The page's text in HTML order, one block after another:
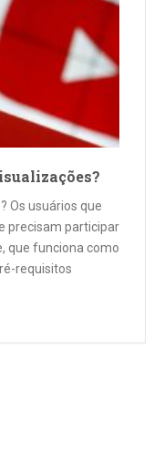
Os usuários que
precisam participar
que funciona como
requisitos
pelo menos 1.000